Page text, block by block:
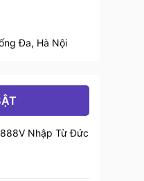
Đa, Hà Nội
Nhập Từ Đức